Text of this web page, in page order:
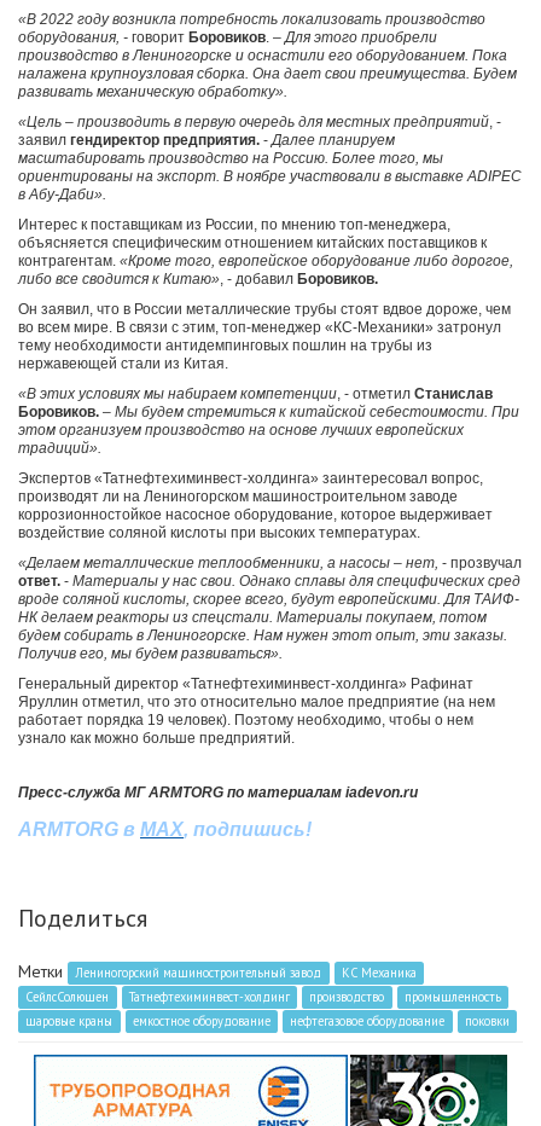
«В 2022 году возникла потребность локализовать производство
оборудования, - говорит Боровиков. –Для этого приобрели
производство в Лениногорске и оснастили его оборудованием. Пока
налажена крупноузловая сборка. Она дает свои преимущества. Будем
развивать механическую обработку».
«Цель – производить в первую очередь для местных предприятий, -
заявил гендиректор предприятия. -Далее планируем
масштабировать производство на Россию. Более того, мы
ориентированы на экспорт. В ноябре участвовали в выставке ADIPEC
в Абу-Даби».
Интерес к поставщикам из России, по мнению топ-менеджера,
объясняется специфическим отношением китайских поставщиков к
контрагентам. «Кроме того, европейское оборудование либо дорогое,
либо все сводится к Китаю», - добавил Боровиков.
Он заявил, что в России металлические трубы стоят вдвое дороже, чем
во всем мире. В связи с этим, топ-менеджер «КС-Механики» затронул
тему необходимости антидемпинговых пошлин на трубы из
нержавеющей стали из Китая.
«В этих условиях мы набираем компетенции, - отметил Станислав
Боровиков. – Мы будем стремиться к китайской себестоимости. При
этом организуем производство на основе лучших европейских
традиций».
Экспертов «Татнефтехиминвест-холдинга» заинтересовал вопрос,
производят ли на Лениногорском машиностроительном заводе
коррозионностойкое насосное оборудование, которое выдерживает
воздействие соляной кислоты при высоких температурах.
«Делаем металлические теплообменники, а насосы – нет, - прозвучал
ответ. - Материалы у нас свои. Однако сплавы для специфических сред
вроде соляной кислоты, скорее всего, будут европейскими. Для ТАИФ-
НК делаем реакторы из спецстали. Материалы покупаем, потом
будем собирать в Лениногорске. Нам нужен этот опыт, эти заказы.
Получив его, мы будем развиваться».
Генеральный директор «Татнефтехиминвест-холдинга» Рафинат
Яруллин отметил, что это относительно малое предприятие (на нем
работает порядка 19 человек). Поэтому необходимо, чтобы о нем
узнало как можно больше предприятий.
Пресс-служба МГ ARMTORG по материалам iadevon.ru
ARMTORG в MAX, подпишись!
Поделиться
Метки Лениногорский машиностроительный завод
КС Механика
СейлсСолюшен
Татнефтехиминвест-холдинг производство
промышленность
шаровые краны
емкостное оборудование нефтегазовое оборудование поковки